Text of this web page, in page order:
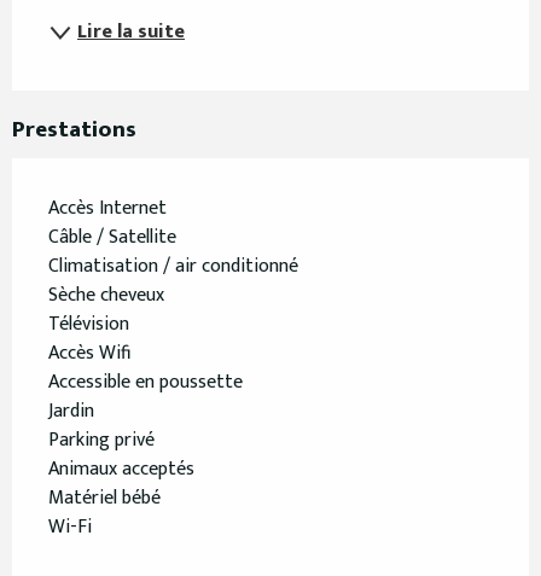
Lire la suite
Prestations
Accès Internet
Câble / Satellite
Climatisation / air conditionné
Sèche cheveux
Télévision
Accès Wifi
Accessible en poussette
Jardin
Parking privé
Animaux acceptés
Matériel bébé
Wi-Fi